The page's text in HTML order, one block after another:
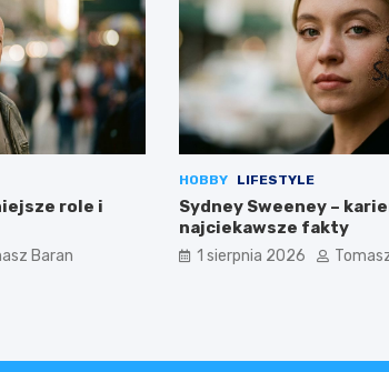
role i
Baran
HOBBY LIFESTYLE
Sydney Sweeney –
najciekawsze fakty
1 sierpnia 2026